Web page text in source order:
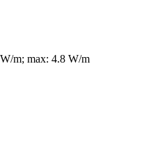
m; max: 4.8 W/m